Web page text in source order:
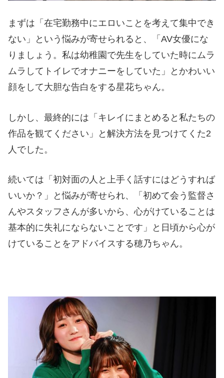
まずは「在宅勤務中にエロいことを考えて集中でき
ない」という悩みが寄せられると、「AV女優にな
りましょう。私は幼稚園で先生をしていた時にムラ
ムラしてトイレでオナニーをしていた」とかわいい
顔をして大胆な告白をする星花ちゃん。
しかし、最終的には「キレイにまとめると私たちの
作品を観てください」と解決方法を見つけてくた2
人でした。
続いては「初対面の人と上手く話すにはどうすれば
いいか？」と悩みが寄せられ、「初めて会う監督さ
んやスタッフさんが多いから、心がけていることは
基本的に失礼にならないことです」と日頃から心が
けていることをアドバイスする穂乃ちゃん。